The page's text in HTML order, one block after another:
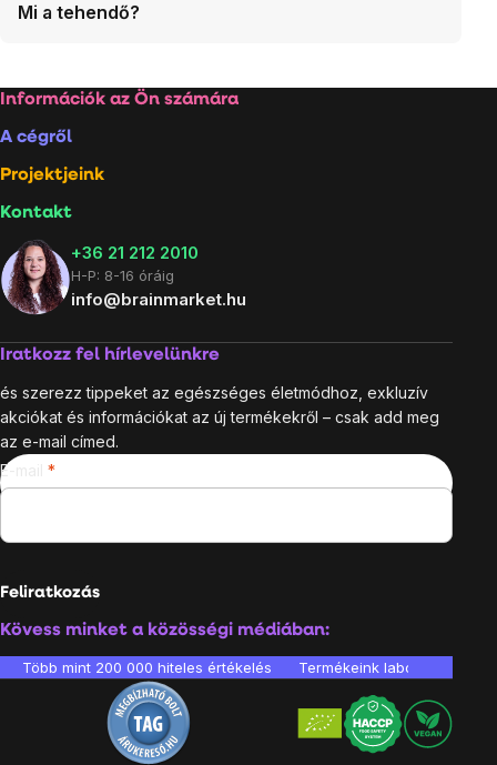
Mi a tehendő?
Lábléc
Információk az Ön számára
A cégről
Projektjeink
Kontakt
+36 21 212 2010
H-P: 8-16 óráig
info@brainmarket.hu
Iratkozz fel hírlevelünkre
és szerezz tippeket az egészséges életmódhoz, exkluzív
akciókat és információkat az új termékekről – csak add meg
az e-mail címed.
E-mail
Feliratkozás
Kövess minket a közösségi médiában:
Több mint 200 000 hiteles értékelés Termékeink